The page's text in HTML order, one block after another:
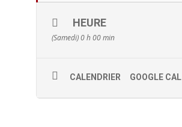
HEURE
(Samedi) 0 h 00 min
CALENDRIER GOOGLE CAL